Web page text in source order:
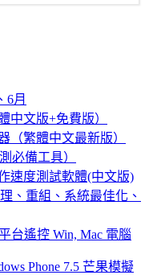
6月
中文版+免費版）
（繁體中文最新版）
必備工具）
速度測試軟體(中文版)
、重組、系統最佳化、
台遙控 Win, Mac 電腦
Phone 7.5 芒果模擬